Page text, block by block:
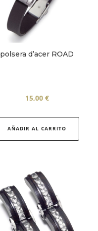
polsera d’acer ROAD
15,00 €
AÑADIR AL CARRITO